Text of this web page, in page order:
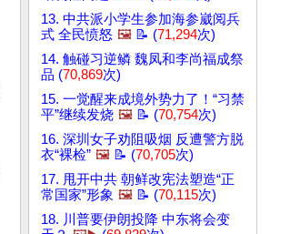
13. 中共派小学生参加海参崴阅兵
式 全民愤怒 🖼️ 📝 (71,294次)
14. 触碰习逆鳞 魏凤和李尚福成祭
品 (70,869次)
15. 一觉醒来成境外势力了！“习禁
平”继续发烧 🖼️ 📝 (70,754次)
16. 深圳女子劝阻吸烟 反遭警方脱
衣“裸检” 🖼️ 📝 (70,705次)
17. 甩开中共 朝鲜改宪法塑造“正
常国家”形象 🖼️ 📝 (70,115次)
18. 川普要伊朗投降 中东将会变